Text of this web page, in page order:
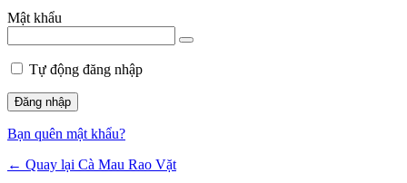
Mật khẩu
Tự động đăng nhập
Bạn quên mật khẩu?
← Quay lại Cà Mau Rao Vặt